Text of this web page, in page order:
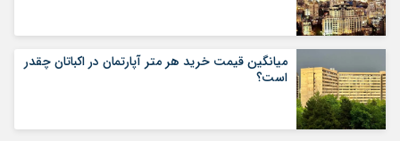
میانگین قیمت خرید هر متر آپارتمان در اکباتان چقدر
است؟